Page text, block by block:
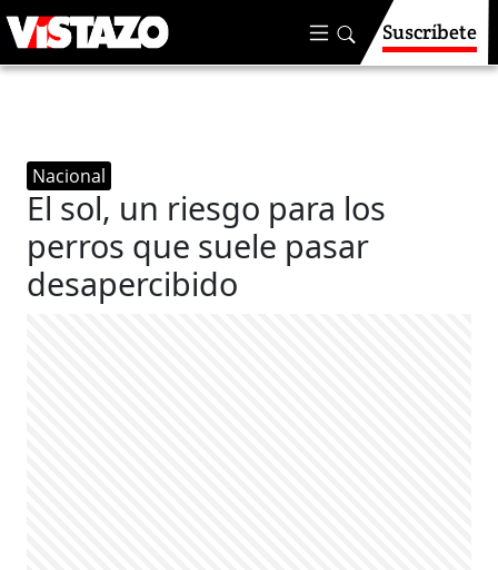
Suscríbete
Nacional
El sol, un riesgo para los
perros que suele pasar
desapercibido